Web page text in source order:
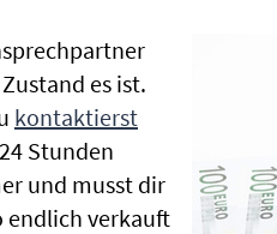
es ist.
kontaktierst
Stunden
und musst dir
endlich verkauft